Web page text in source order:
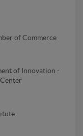
of Commerce
of Innovation -